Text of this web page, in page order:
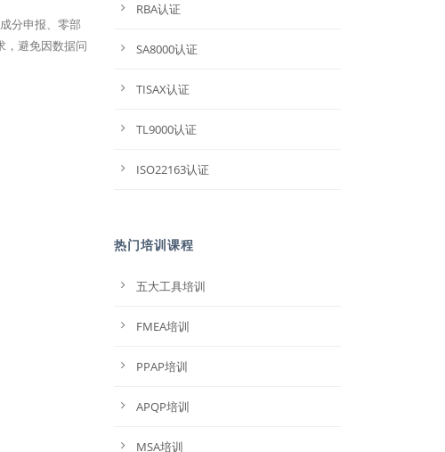
分申报、零部
，避免因数据问
RBA认证
SA8000认证
TISAX认证
TL9000认证
ISO22163认证
热门培训课程
五大工具培训
FMEA培训
PPAP培训
APQP培训
MSA培训